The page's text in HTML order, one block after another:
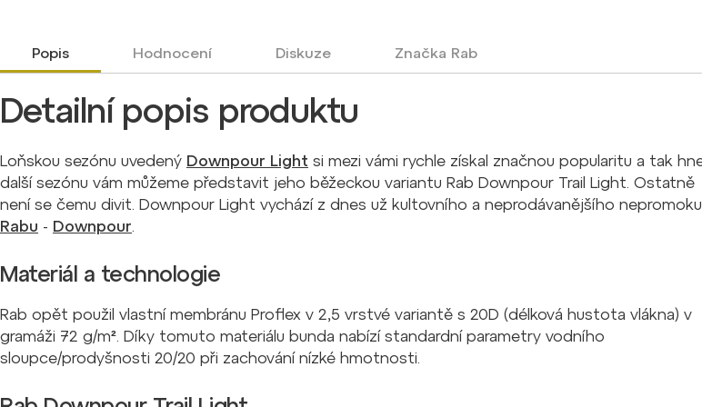
Popis Hodnocení Diskuze Značka Rab
Detailní popis produktu
Loňskou sezónu uvedený Downpour Light si mezi vámi rychle získal značnou popularitu a tak
další sezónu vám můžeme představit jeho běžeckou variantu Rab Downpour Trail Light. Ostatně
není se čemu divit. Downpour Light vychází z dnes už kultovního a neprodávanějšího
Rabu - Downpour.
Materiál a technologie
Rab opět použil vlastní membránu Proflex v 2,5 vrstvé variantě s 20D (délková hustota vlákna) v
gramáži 72 g/m². Díky tomuto materiálu bunda nabízí standardní parametry vodního
sloupce/prodyšnosti 20/20 při zachování nízké hmotnosti.